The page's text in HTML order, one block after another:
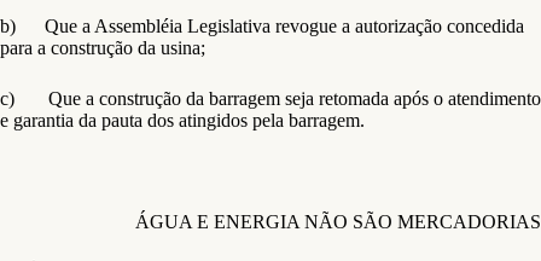
b) Que a Assembléia Legislativa revogue a autorização concedida
para a construção da usina;
c) Que a construção da barragem seja retomada após o atendimento
e garantia da pauta dos atingidos pela barragem.
ÁGUA E ENERGIA NÃO SÃO MERCADORIAS